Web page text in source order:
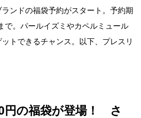
ンドの福袋予約がスタート。予約期
で。パールイズミやカペルミュール
トできるチャンス。以下、プレスリ
円の福袋が登場！ さ